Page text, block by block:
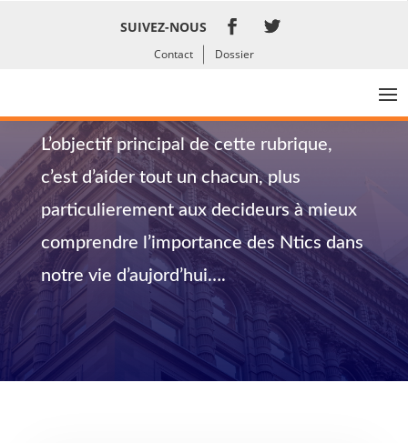
SUIVEZ-NOUS
Contact Dossier
L’objectif principal de cette rubrique,
c’est d’aider tout un chacun, plus
particulierement aux decideurs à mieux
comprendre l’importance des Ntics dans
notre vie d’aujord’hui….